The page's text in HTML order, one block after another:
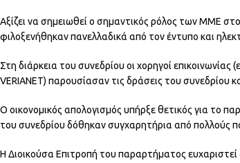
Αξίζει να σημειωθεί ο σημαντικός ρόλος των ΜΜΕ
φιλοξενήθηκαν πανελλαδικά από τον έντυπο και
Στη διάρκεια του συνεδρίου οι χορηγοί
VERIANET) παρουσίασαν τις δράσεις του συνεδρίου
Ο οικονομικός απολογισμός υπήρξε θετικός για το
του συνεδρίου δόθηκαν συγχαρητήρια από πολλούς
Η Διοικούσα Επιτροπή του παραρτήματος